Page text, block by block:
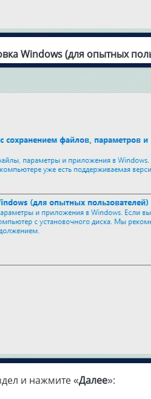
Windows (для опытных
и нажмите «Далее»: